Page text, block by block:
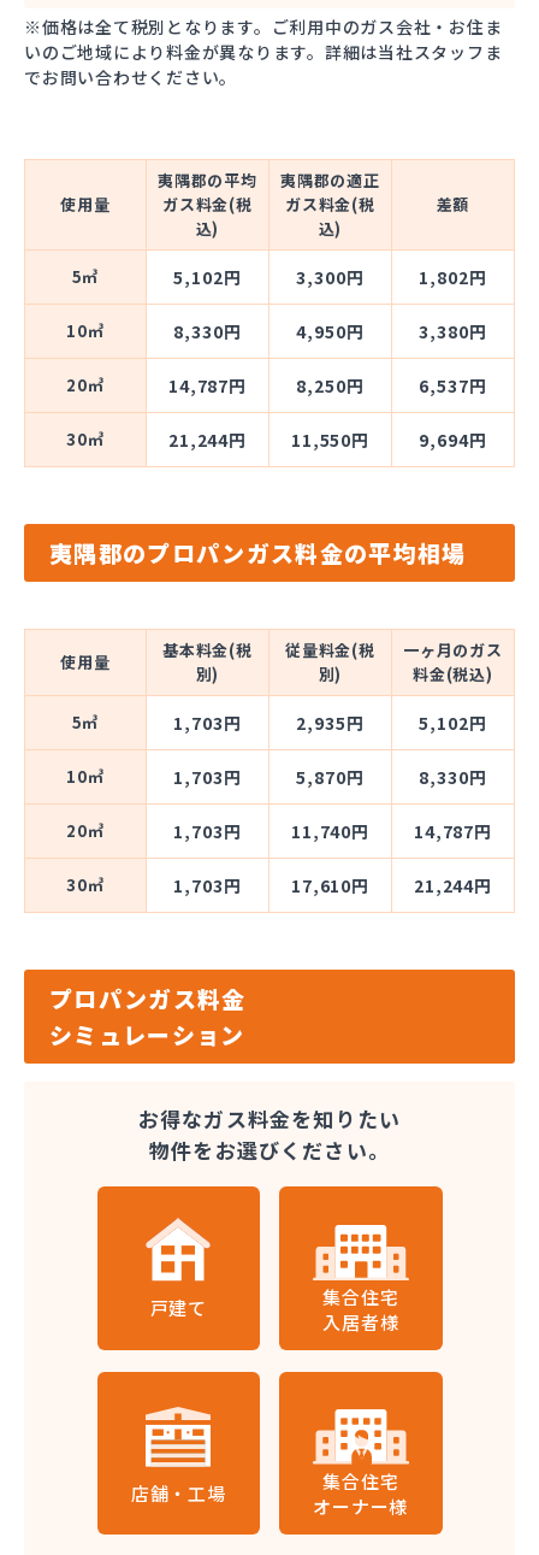
※価格は全て税別となります。ご利用中のガス会社・お住ま
いのご地域により料金が異なります。詳細は当社スタッフま
でお問い合わせください。
使用量
夷隅郡の平均
ガス料金(税
込)
夷隅郡の適正
ガス料金(税
込)
差額
5㎥ 5,102円 3,300円 1,802円
10㎥ 8,330円 4,950円 3,380円
20㎥ 14,787円 8,250円 6,537円
30㎥ 21,244円 11,550円 9,694円
夷隅郡のプロパンガス料金の平均相場
使用量
基本料金(税
別)
従量料金(税
別)
一ヶ月のガス
料金(税込)
5㎥ 1,703円 2,935円 5,102円
10㎥ 1,703円 5,870円 8,330円
20㎥ 1,703円 11,740円 14,787円
30㎥ 1,703円 17,610円 21,244円
プロパンガス料金
シミュレーション
お得なガス料金を知りたい
物件をお選びください。
戸建て
集合住宅
入居者様
店舗・工場
集合住宅
オーナー様